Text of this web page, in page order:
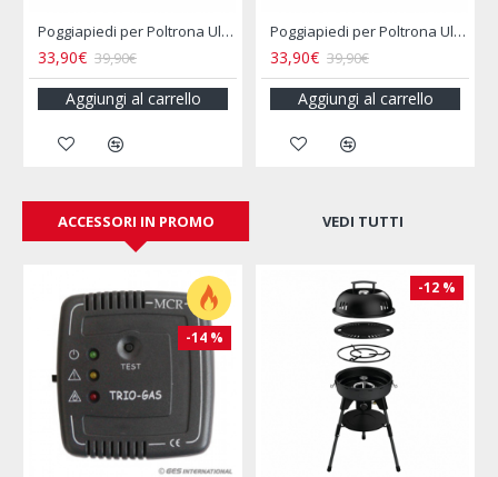
Poggiapiedi per Poltrona Ultimo Blu Poggiapiedi per Poltrona Ultimo Grigio
33,90€
Aggiungi al carrello
9,00€
Aggiungi al carrello
ACCESSORI IN PROMO VEDI TUTTI
-14 %
-12 %